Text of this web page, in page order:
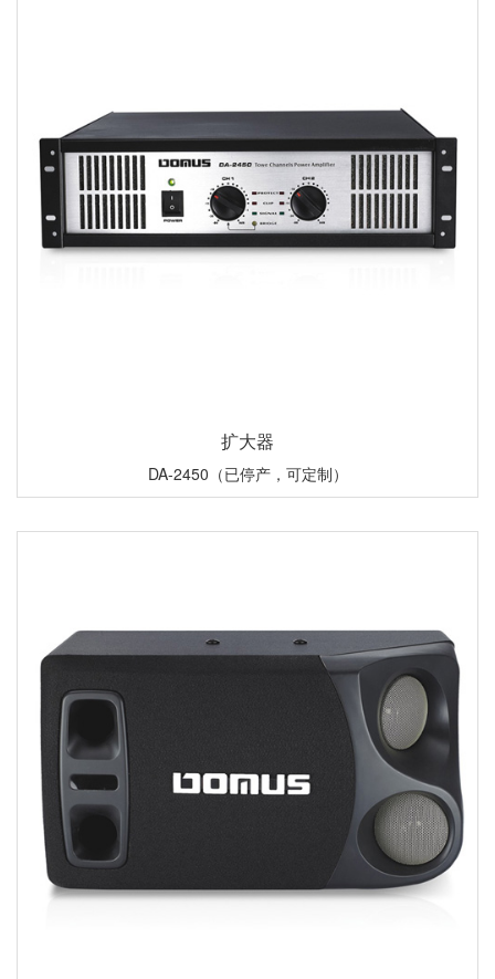
扩大器
DA-2450（已停产，可定制）